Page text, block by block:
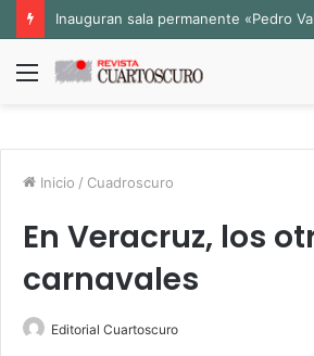
Menú
Inicio / Cuadroscuro
En Veracruz, los
carnavales
Editorial Cuartoscuro